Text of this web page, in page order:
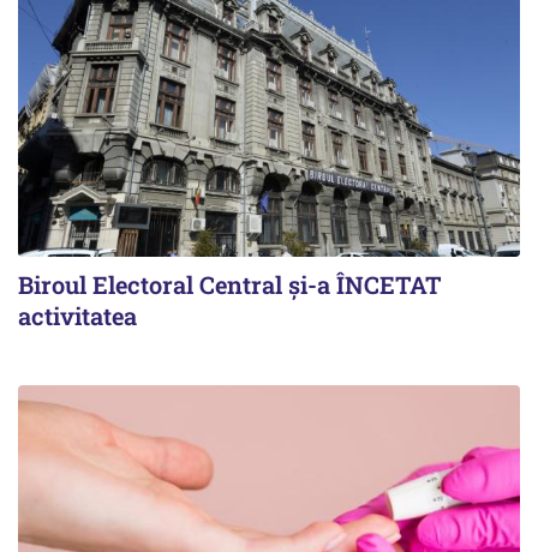
Biroul Electoral Central și-a ÎNCETAT
activitatea